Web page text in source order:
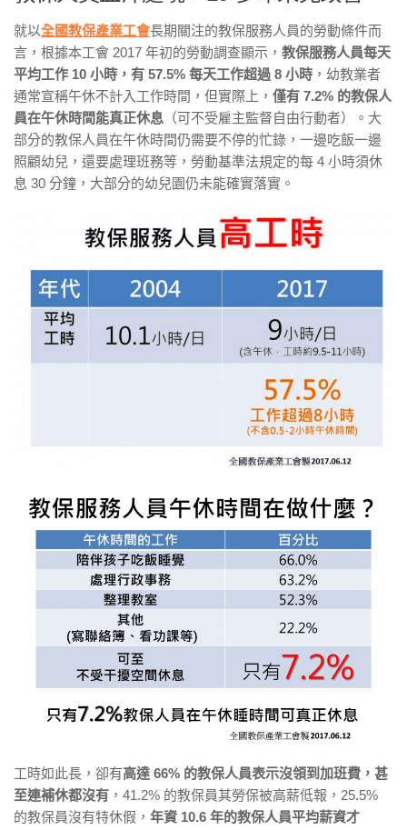
就以全國教保產業工會長期關注的教保服務人員的勞動條件而
言，根據本工會 2017 年初的勞動調查顯示， 教保服務人員每天
平均工作 10 小時，有 57.5% 每天工作超過 8 小時 ，幼教業者
通常宣稱午休不計入工作時間，但實際上， 僅有 7.2% 的教保人
員在午休時間能真正休息 （可不受雇主監督自由行動者）。大
部分的教保人員在午休時間仍需要不停的忙錄，一邊吃飯一邊
照顧幼兒，還要處理班務等，勞動基準法規定的每 4 小時須休
息 30 分鐘，大部分的幼兒園仍未能確實落實。
工時如此長，卻有高達 66% 的教保人員表示沒領到加班費，甚
至連補休都沒有 ，41.2% 的教保員其勞保被高薪低報，25.5%
的教保員沒有特休假， 年資 10.6 年的教保人員平均薪資才